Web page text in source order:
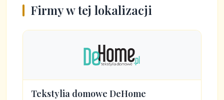
Firmy w tej lokalizacji
Tekstylia domowe DeHome